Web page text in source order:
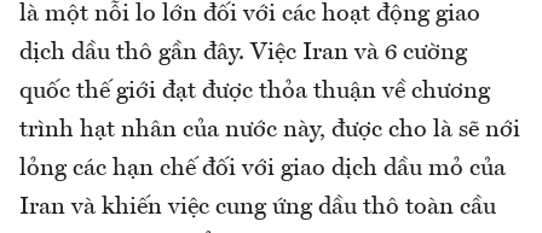
là một nỗi lo lớn đối với các hoạt động giao
dịch dầu thô gần đây. Việc Iran và 6 cường
quốc thế giới đạt được thỏa thuận về chương
trình hạt nhân của nước này, được cho là sẽ nới
lỏng các hạn chế đối với giao dịch dầu mỏ của
Iran và khiến việc cung ứng dầu thô toàn cầu